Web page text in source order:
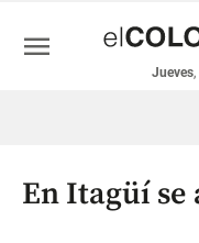
económicos
Colombia
Jueves
menu
En Itagüí